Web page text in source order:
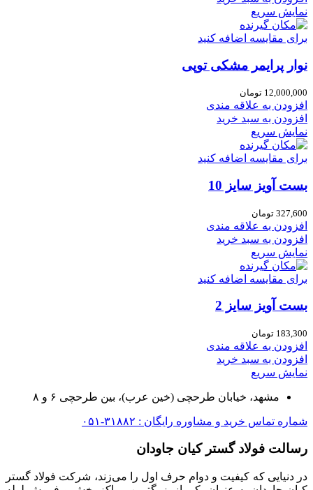
نمایش سریع
برای مقایسه اضافه کنید
نوار پرایمر مشکی توپی
12,000,000 تومان
افزودن به علاقه مندی
افزودن به سبد خرید
نمایش سریع
برای مقایسه اضافه کنید
بست آویز سایز 10
327,600 تومان
افزودن به علاقه مندی
افزودن به سبد خرید
نمایش سریع
برای مقایسه اضافه کنید
بست آویز سایز 2
183,300 تومان
افزودن به علاقه مندی
افزودن به سبد خرید
نمایش سریع
مشهد، خیابان طرحچی (خین عرب)، بین طرحچی ۶ و ۸
شماره تماس خرید و مشاوره رایگان : ۳۱۸۸۲-۰۵۱
رسالت فولاد گستر کیان جاودان
در دنیایی که کیفیت و دوام حرف اول را می‌زند، شرکت فولاد گستر